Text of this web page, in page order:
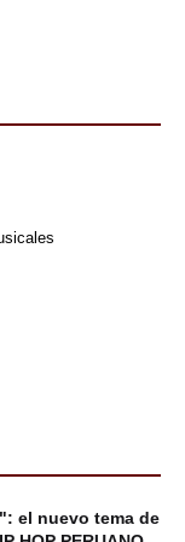
el nuevo tema de